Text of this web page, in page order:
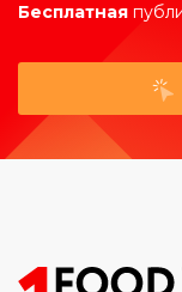
Бесплатная